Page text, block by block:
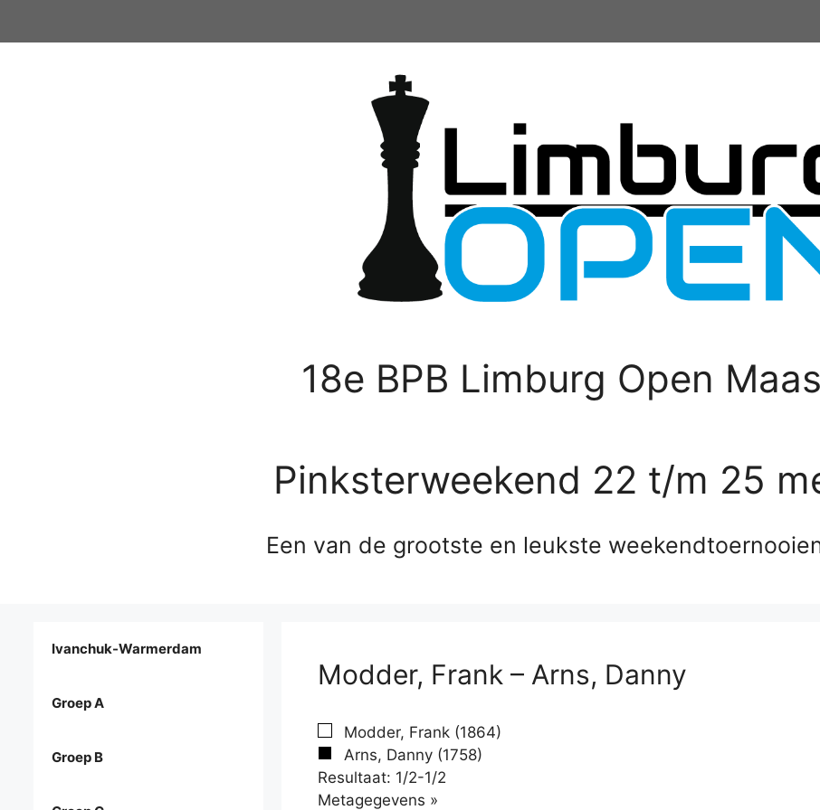
18e BPB Limburg Open
Pinksterweekend 22 t/m 25
Een van de grootste en leukste
Modder, Frank – Arns, Danny
Modder, Frank (1864)
Arns, Danny (1758)
Resultaat: 1/2-1/2
Metagegevens »
Ivanchuk-Warmerdam
Groep A
Groep B